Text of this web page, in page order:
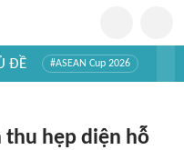
ĐỀ #ASEAN Cup 2026
thu hẹp diện hỗ